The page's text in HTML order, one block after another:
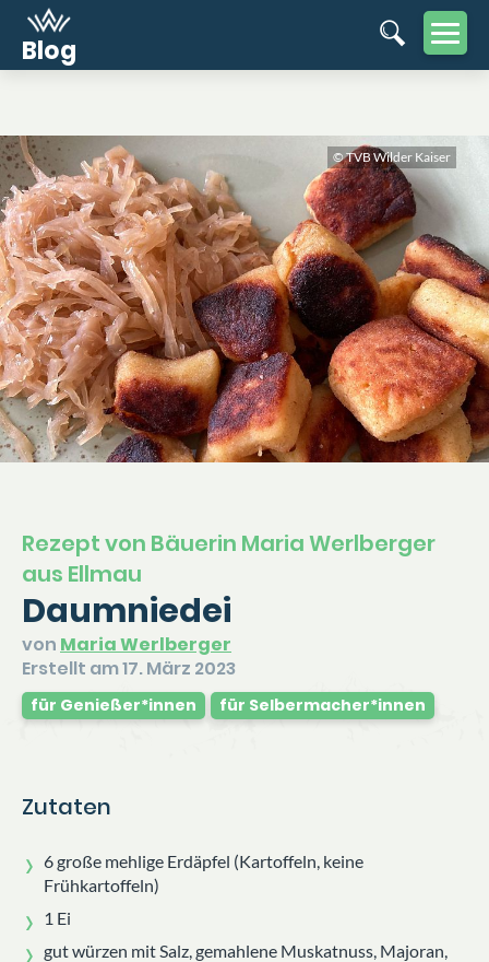
Blog
© TVB Wilder Kaiser
Rezept von Bäuerin Maria Werlberger
aus Ellmau
Daumniedei
von Maria Werlberger
Erstellt am 17. März 2023
für Genießer*innen für Selbermacher*innen
Zutaten
6 große mehlige Erdäpfel (Kartoffeln, keine
Frühkartoffeln)
1 Ei
gut würzen mit Salz, gemahlene Muskatnuss, Majoran,